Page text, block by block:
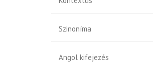
Szinoníma
Angol kifejezés